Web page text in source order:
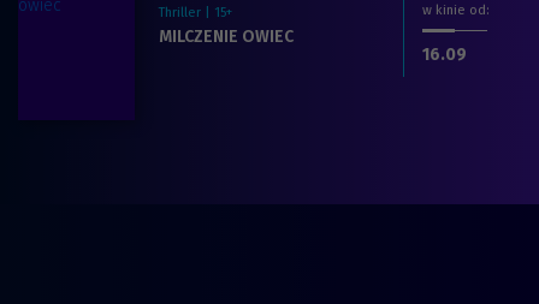
Thriller | 15+
Zobacz więcej na temat filmu:
MILCZENIE OWIEC
w kinie od:
dnia
16.09